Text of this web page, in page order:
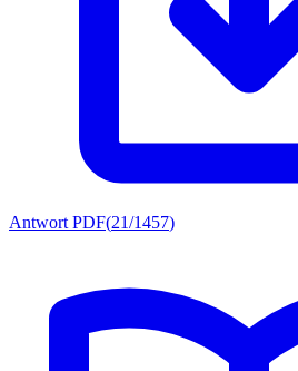
Antwort PDF(21/1457)